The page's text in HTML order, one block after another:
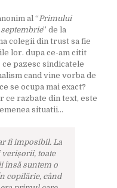
al “Primului
septembrie” de la
colegii din trust sa fie
lor. dupa ce-am citit
pazesc sindicatele
cand vine vorba de
se ocupa mai exact?
ce razbate din text, este
situatii…
fi imposibil. La
toate
însă suntem o
copilărie, când